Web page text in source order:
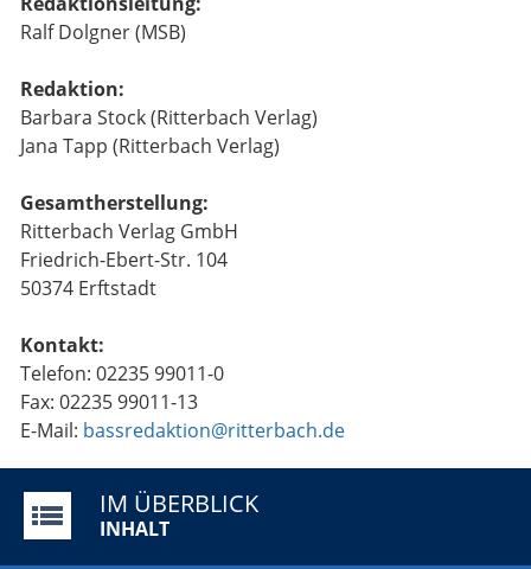
Ralf Dolgner (MSB)
Redaktion:
Barbara Stock (Ritterbach Verlag)
Jana Tapp (Ritterbach Verlag)
Gesamtherstellung:
Ritterbach Verlag GmbH
Friedrich-Ebert-Str. 104
50374 Erftstadt
Kontakt:
Telefon: 02235 99011-0
Fax: 02235 99011-13
E-Mail: bassredaktion@ritterbach.de
IM ÜBERBLICK
INHALT